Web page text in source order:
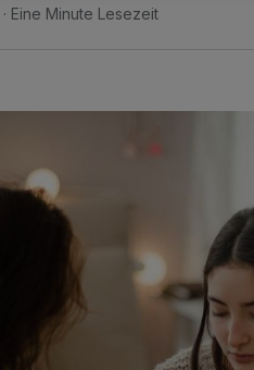
Eine Minute Lesezeit